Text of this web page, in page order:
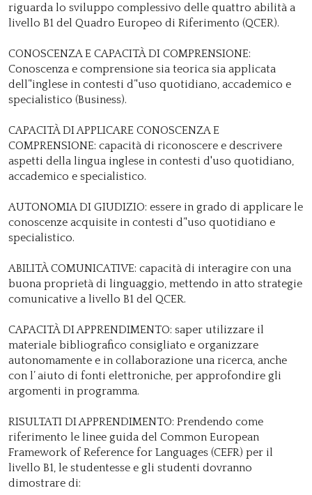
riguarda lo sviluppo complessivo delle quattro abilità a
livello B1 del Quadro Europeo di Riferimento (QCER).
CONOSCENZA E CAPACITÀ DI COMPRENSIONE:
Conoscenza e comprensione sia teorica sia applicata
dell’'inglese in contesti d’'uso quotidiano, accademico e
specialistico (Business).
CAPACITÀ DI APPLICARE CONOSCENZA E
COMPRENSIONE: capacità di riconoscere e descrivere
aspetti della lingua inglese in contesti d'uso quotidiano,
accademico e specialistico.
AUTONOMIA DI GIUDIZIO: essere in grado di applicare le
conoscenze acquisite in contesti d’'uso quotidiano e
specialistico.
ABILITÀ COMUNICATIVE: capacità di interagire con una
buona proprietà di linguaggio, mettendo in atto strategie
comunicative a livello B1 del QCER.
CAPACITÀ DI APPRENDIMENTO: saper utilizzare il
materiale bibliografico consigliato e organizzare
autonomamente e in collaborazione una ricerca, anche
con l’ aiuto di fonti elettroniche, per approfondire gli
argomenti in programma.
RISULTATI DI APPRENDIMENTO: Prendendo come
riferimento le linee guida del Common European
Framework of Reference for Languages (CEFR) per il
livello B1, le studentesse e gli studenti dovranno
dimostrare di: